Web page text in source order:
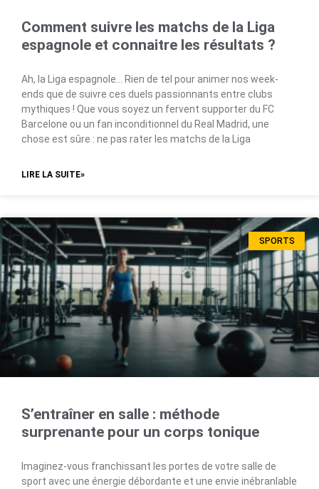
Comment suivre les matchs de la Liga
espagnole et connaitre les résultats ?
Ah, la Liga espagnole… Rien de tel pour animer nos week-
ends que de suivre ces duels passionnants entre clubs
mythiques ! Que vous soyez un fervent supporter du FC
Barcelone ou un fan inconditionnel du Real Madrid, une
chose est sûre : ne pas rater les matchs de la Liga
LIRE LA SUITE»
SPORTS
S’entraîner en salle : méthode
surprenante pour un corps tonique
Imaginez-vous franchissant les portes de votre salle de
sport avec une énergie débordante et une envie inébranlable